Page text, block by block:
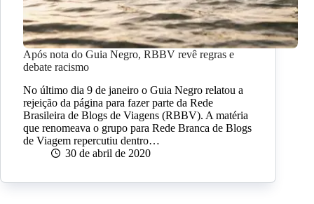
Após nota do Guia Negro, RBBV revê regras e
debate racismo
No último dia 9 de janeiro o Guia Negro relatou a
rejeição da página para fazer parte da Rede
Brasileira de Blogs de Viagens (RBBV). A matéria
que renomeava o grupo para Rede Branca de Blogs
de Viagem repercutiu dentro…
30 de abril de 2020